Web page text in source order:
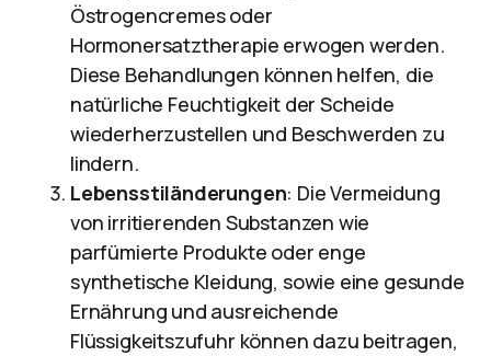
Östrogencremes oder
Hormonersatztherapie erwogen werden.
Diese Behandlungen können helfen, die
natürliche Feuchtigkeit der Scheide
wiederherzustellen und Beschwerden zu
lindern.
Lebensstiländerungen: Die Vermeidung
von irritierenden Substanzen wie
parfümierte Produkte oder enge
synthetische Kleidung, sowie eine gesunde
Ernährung und ausreichende
Flüssigkeitszufuhr können dazu beitragen,